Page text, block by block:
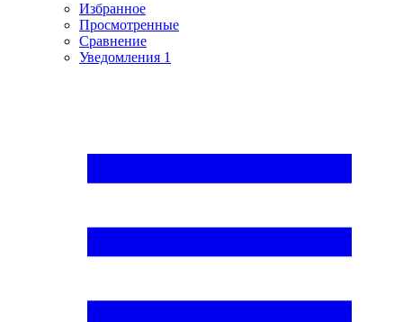
Избранное
Просмотренные
Сравнение
Уведомления 1